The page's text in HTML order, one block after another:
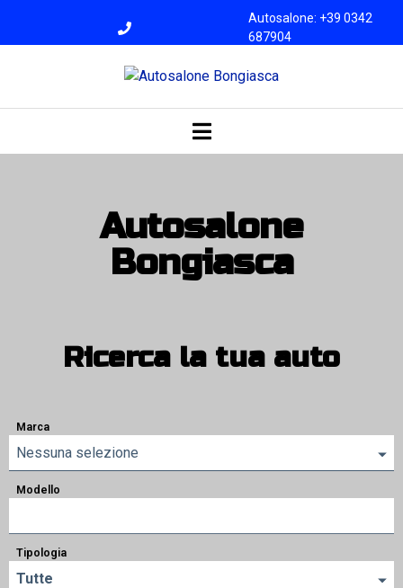
Autosalone: +39 0342
687904
687945
t
Autosalone
Bongiasca
Ricerca la tua auto
Marca
Nessuna selezione
Modello
Tipologia
Tutte